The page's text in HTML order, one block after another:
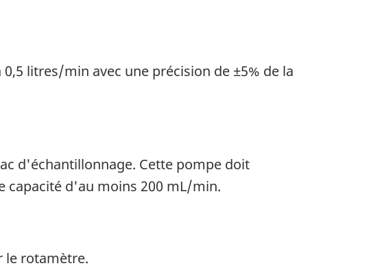
litres/min avec une précision de ±5% de la
d'échantillonnage. Cette pompe doit
d'au moins 200 mL/min.
le rotamètre.